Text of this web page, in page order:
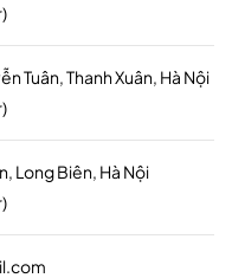
Tuân, Thanh Xuân, Hà Nội
Long Biên, Hà Nội